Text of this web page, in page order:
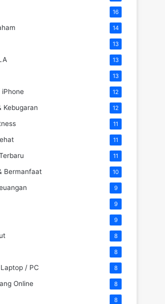
16
14
13
13
13
iPhone 12
Kebugaran 12
11
11
11
Bermanfaat 10
9
9
9
8
8
/ PC 8
Online 8
8